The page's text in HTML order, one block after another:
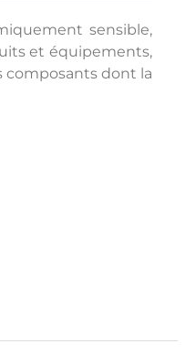
sensible,
et équipements,
composants dont la